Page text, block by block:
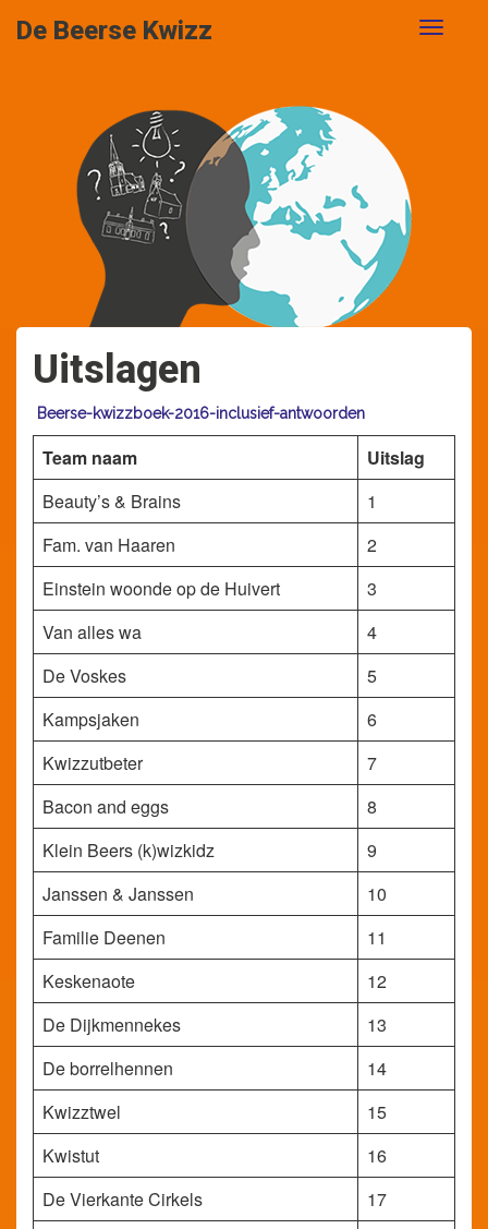
De Beerse Kwizz
Uitslagen
Beerse-kwizzboek-2016-inclusief-antwoorden
Team naam
Uitslag
Beauty’s & Brains
1
Fam. van Haaren
2
Einstein woonde op de Huivert
3
Van alles wa
4
De Voskes
5
Kampsjaken
6
Kwizzutbeter
7
Bacon and eggs
8
Klein Beers (k)wizkidz
9
Janssen & Janssen
10
Familie Deenen
11
Keskenaote
12
De Dijkmennekes
13
De borrelhennen
14
Kwizztwel
15
Kwistut
16
De Vierkante Cirkels
17